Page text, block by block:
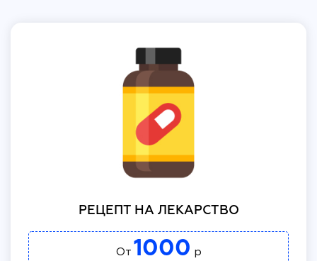
РЕЦЕПТ НА ЛЕКАРСТВО
От 1000 р